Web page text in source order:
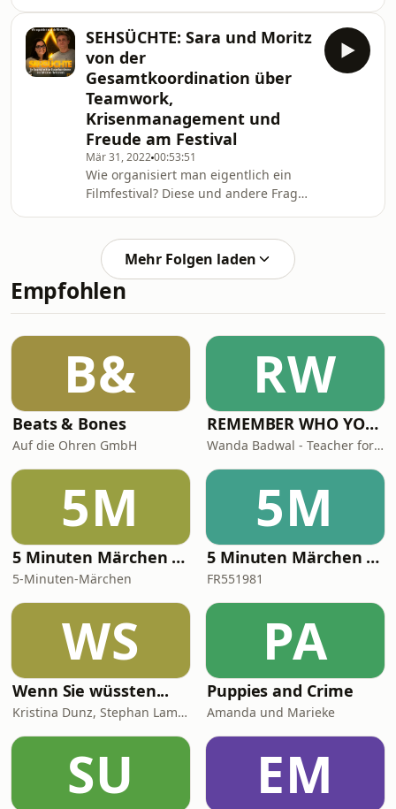
haben wir euch die Key Facts der
Folge in InfoPosts zusammengefasst!
gemeinsam mit Prof. Dr. Susanne
Eichner und Alexander Rihl durch die
Sehsüchte-Geschichtsbücher🔥. Beide
begleiten Sehsüchte als Dozenten
und haben schon jahrelange
Sehsüchte-Erfahrung, weswegen sie
uns einige spannende Fakten und
Geschichten verraten können🤩.
SEHSÜCHTE: Sara und Moritz
von der
Gesamtkoordination über
Teamwork,
Krisenmanagement und
Freude am Festival
Mär 31, 202200:53:51
Wie organisiert man eigentlich ein
Filmfestival? Diese und andere Fragen
Filmfestivals - Europas größtem
Studierendenfilmfestival🔥! Hört
unbedingt rein und habt Spaß mit
der Folge, es wird amüsant wie
Mehr Folgen laden
Empfohlen
B&
Beats & Bones
Auf die Ohren GmbH
RW
REMEMBER WHO YOU ARE - Wanda Badwal
Wanda Badwal - Teacher for Yoga & Meditation, Author, Speaker
5M
5 Minuten Märchen - Frederik der kleine Fuchs - kurze Hörspiele für kleine Abenteurer
5-Minuten-Märchen
5M
5 Minuten Märchen - Josephine die kleine Maus - kurze Hörspiele für kleine Abenteurer
FR551981
WS
Wenn Sie wüssten...
Kristina Dunz, Stephan Lamby und Eva Quadbeck
PA
Puppies and Crime
Amanda und Marieke
SU EM